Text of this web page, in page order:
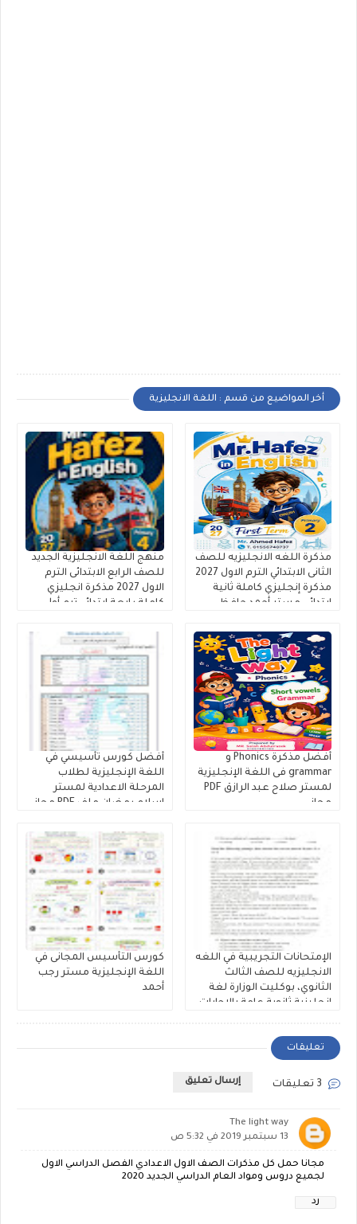
أخر المواضيع من قسم : اللغة الانجليزية
مذكرة اللغه الانجليزيه للصف
الثانى الابتدائي الترم الاول 2027
مذكرة إنجليزي كاملة ثانية
ابتدائى مستر أحمد حافظ
منهج اللغة الانجليزية الجديد
للصف الرابع الابتدائى الترم
الاول 2027 مذكرة انجليزي
كاملة رابعة ابتدائي ترم أول
أفضل مذكرة Phonics و
grammar فى اللغة الإنجليزية
لمستر صلاح عبد الرازق PDF
مجانى
أفضل كورس تأسيسي في
اللغة الإنجليزية لطلاب
المرحلة الاعدادية لمستر
إسلام رمضان ملف PDF مجانى
الإمتحانات التجريبية في اللغه
الانجليزيه للصف الثالث
الثانوي، بوكليت الوزارة لغة
إنجليزية ثانوية عامة بالإجابات
كورس التأسيس المجانى في
اللغة الإنجليزية مستر رجب
أحمد
تعليقات
إرسال تعليق
The light way
13 سبتمبر 2019 في 5:32 ص
مجانا حمل كل مذكرات الصف الاول الاعدادي الفصل الدراسي الاول
لجميع دروس ومواد العام الدراسي الجديد 2020
رد